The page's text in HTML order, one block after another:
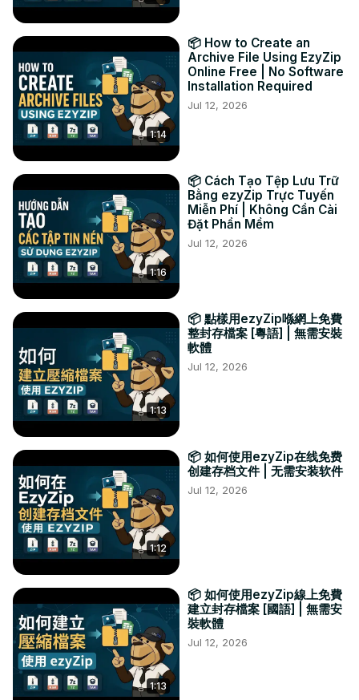
compactação de arquivo. A página contém mais
instruções para reduzir o tamanho do arquivo WEBM.
#comprimir #reduzir tamanho #webm
TWITTER:
https://twitter.com/ezyZip
FACEBOOK:
https://www.facebook.com/ezyzip/
LINKEDIN: https://www.linkedin.com/showcase/ezyzip/
PINTEREST: https://www.pinterest.com.au/ezyzip
1:14
📦 How to Create an
Archive File Using EzyZip
Online Free | No Software
Installation Required
Jul 12, 2026
1:16
📦 Cách Tạo Tệp Lưu Trữ
Bằng ezyZip Trực Tuyến
Miễn Phí | Không Cần Cài
Đặt Phần Mềm
Jul 12, 2026
1:13
📦 點樣用ezyZip喺網上免費
整封存檔案 [粵語] | 無需安裝
軟體
Jul 12, 2026
1:12
📦 如何使用ezyZip在线免费
创建存档文件 | 无需安装软件
Jul 12, 2026
1:13
📦 如何使用ezyZip線上免費
建立封存檔案 [國語] | 無需安
裝軟體
Jul 12, 2026